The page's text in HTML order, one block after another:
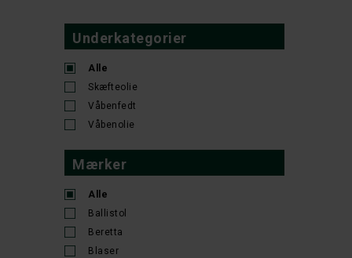
Underkategorier
Alle
Skæfteolie
Våbenfedt
Våbenolie
Mærker
Alle
Ballistol
Beretta
Blaser